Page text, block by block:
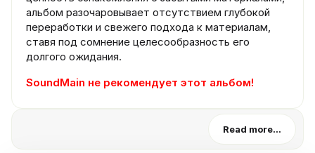
альбом разочаровывает отсутствием глубокой
переработки и свежего подхода к материалам,
ставя под сомнение целесообразность его
долгого ожидания.
SoundMain не рекомендует этот альбом!
Read more...